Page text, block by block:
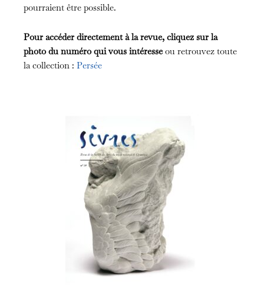
pourraient être possible.
Pour accéder directement à la revue, cliquez sur la
photo du numéro qui vous intéresseou retrouvez toute
la collection : Persée